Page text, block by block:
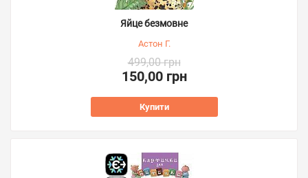
Яйце безмовне
Астон Г.
499,00 грн
150,00 грн
Купити